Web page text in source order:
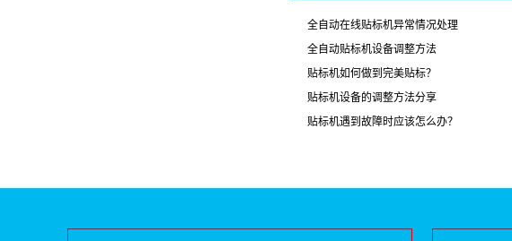
全自动在线贴标机异常情况处理
全自动贴标机设备调整方法
贴标机如何做到完美贴标？
贴标机设备的调整方法分享
贴标机遇到故障时应该怎么办？